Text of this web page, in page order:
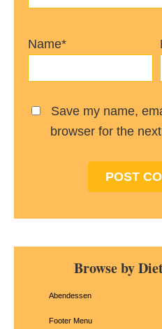
Name*
Save my name,
browser for the
Primary
SidebarBrowse by
Abendessen
Footer Menu